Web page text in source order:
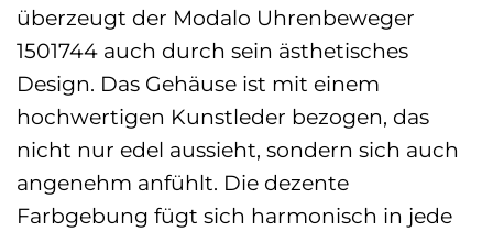
überzeugt der Modalo Uhrenbeweger
1501744 auch durch sein ästhetisches
Design. Das Gehäuse ist mit einem
hochwertigen Kunstleder bezogen, das
nicht nur edel aussieht, sondern sich auch
angenehm anfühlt. Die dezente
Farbgebung fügt sich harmonisch in jede